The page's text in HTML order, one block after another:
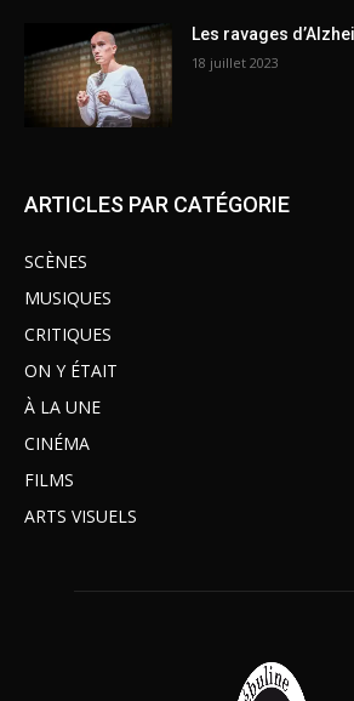
Les ravages
18 juillet 2023
ARTICLES PAR CATÉGORIE
SCÈNES
MUSIQUES
CRITIQUES
ON Y ÉTAIT
À LA UNE
CINÉMA
FILMS
ARTS VISUELS